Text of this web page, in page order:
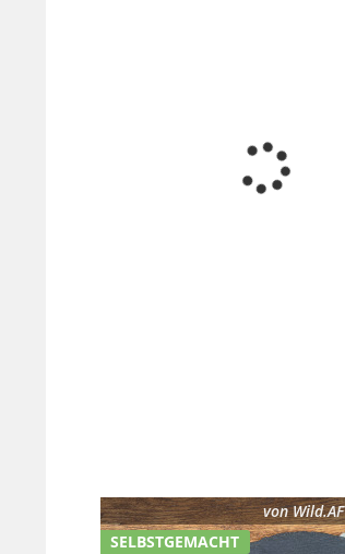
SELBSTGEMACHT
vonWild.AF